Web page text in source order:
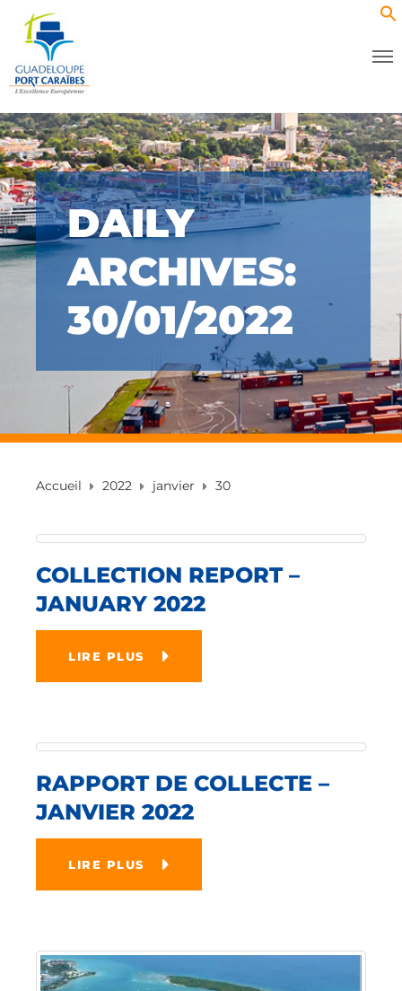
DAILY
ARCHIVES:
30/01/2022
Accueil 2022 janvier 30
COLLECTION REPORT –
JANUARY 2022
LIRE PLUS
RAPPORT DE COLLECTE –
JANVIER 2022
LIRE PLUS